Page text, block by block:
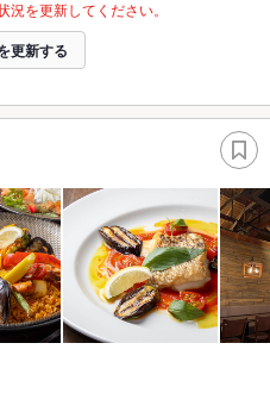
を更新してください。
更新する